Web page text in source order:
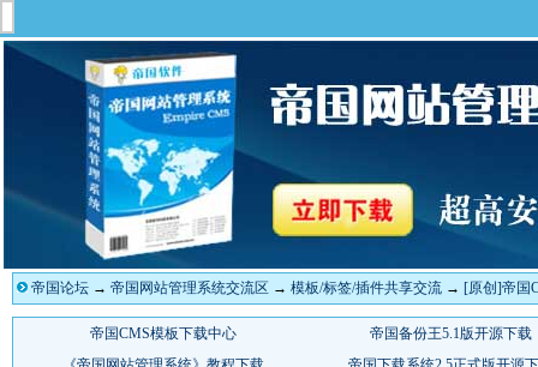
帝国论坛 → 帝国网站管理系统交流区 → 模板/标签/插件共享交流 → [原创]帝国